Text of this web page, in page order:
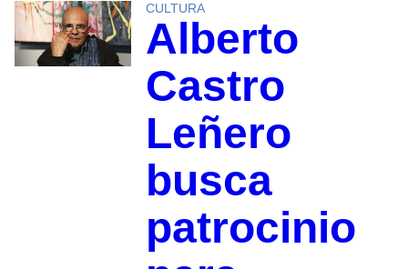
CULTURA
Alberto
Castro
Leñero
busca
patrocinio